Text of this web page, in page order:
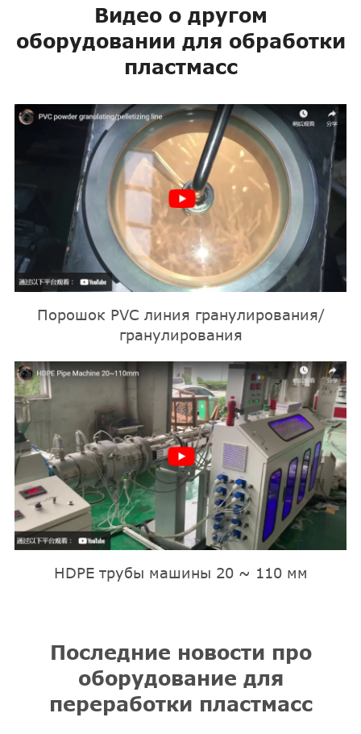
Видео о другом
оборудовании для обработки
пластмасс
Порошок PVC линия гранулирования/
гранулирования
HDPE трубы машины 20 ~ 110 мм
Последние новости про
оборудование для
переработки пластмасс